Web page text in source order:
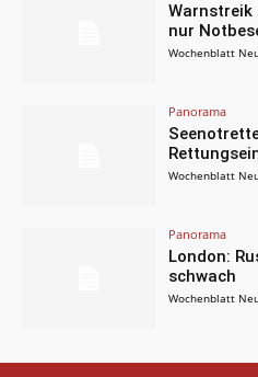
Warnstreik
nur
Wochenblatt
Panorama
Wochenblatt
Panorama
London:
schwach
Wochenblatt